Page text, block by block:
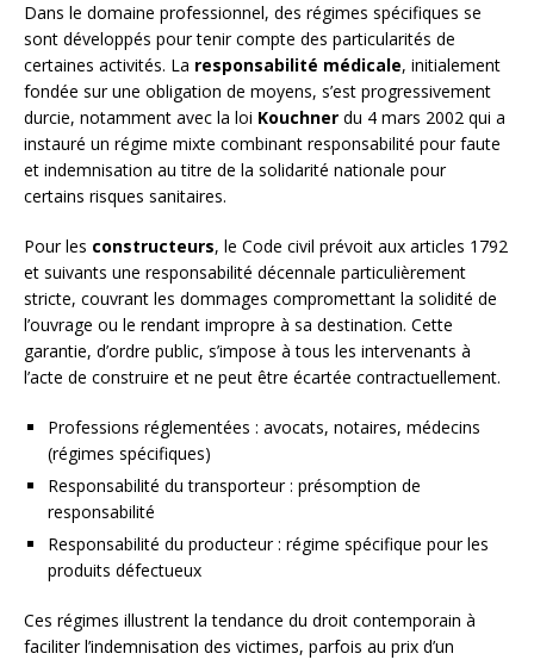
Dans le domaine professionnel, des régimes spécifiques se
sont développés pour tenir compte des particularités de
certaines activités. La responsabilité médicale, initialement
fondée sur une obligation de moyens, s’est progressivement
durcie, notamment avec la loi Kouchner du 4 mars 2002 qui a
instauré un régime mixte combinant responsabilité pour faute
et indemnisation au titre de la solidarité nationale pour
certains risques sanitaires.
Pour les constructeurs, le Code civil prévoit aux articles 1792
et suivants une responsabilité décennale particulièrement
stricte, couvrant les dommages compromettant la solidité de
l’ouvrage ou le rendant impropre à sa destination. Cette
garantie, d’ordre public, s’impose à tous les intervenants à
l’acte de construire et ne peut être écartée contractuellement.
Professions réglementées : avocats, notaires, médecins
(régimes spécifiques)
Responsabilité du transporteur : présomption de
responsabilité
Responsabilité du producteur : régime spécifique pour les
produits défectueux
Ces régimes illustrent la tendance du droit contemporain à
faciliter l’indemnisation des victimes, parfois au prix d’un